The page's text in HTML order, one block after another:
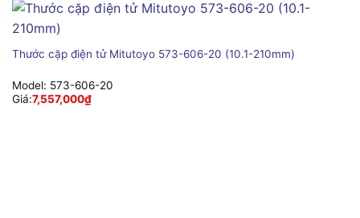
Thước cặp điện tử Mitutoyo 573-606-20 (10.1-210mm)
Model: 573-606-20
Giá:7,557,000₫